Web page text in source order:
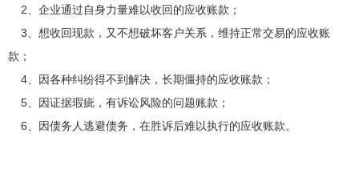
2、企业通过自身力量难以收回的应收账款；
3、想收回现款，又不想破坏客户关系，维持正常交易的应收账
款；
4、因各种纠纷得不到解决，长期僵持的应收账款；
5、因证据瑕疵，有诉讼风险的问题账款；
6、因债务人逃避债务，在胜诉后难以执行的应收账款。